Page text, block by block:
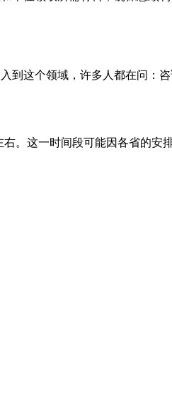
到这个领域，许多人都在问：
。这一时间段可能因各省的安